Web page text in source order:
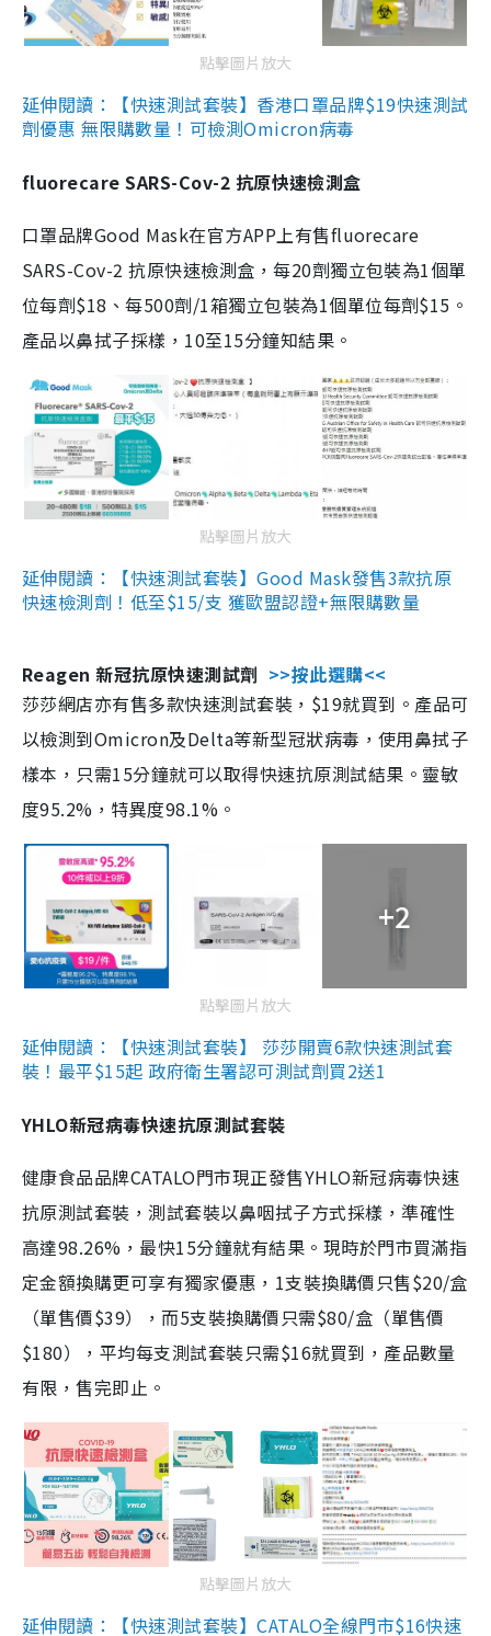
點擊圖片放大
延伸閱讀：【快速測試套裝】香港口罩品牌$19快速測試
劑優惠 無限購數量！可檢測Omicron病毒
fluorecare SARS-Cov-2 抗原快速檢測盒
口罩品牌Good Mask在官方APP上有售fluorecare
SARS-Cov-2 抗原快速檢測盒，每20劑獨立包裝為1個單
位每劑$18、每500劑/1箱獨立包裝為1個單位每劑$15。
產品以鼻拭子採樣，10至15分鐘知結果。
點擊圖片放大
延伸閱讀：【快速測試套裝】Good Mask發售3款抗原
快速檢測劑！低至$15/支 獲歐盟認證+無限購數量
Reagen 新冠抗原快速測試劑 >>按此選購<<
莎莎網店亦有售多款快速測試套裝，$19就買到。產品可
以檢測到Omicron及Delta等新型冠狀病毒，使用鼻拭子
樣本，只需15分鐘就可以取得快速抗原測試結果。靈敏
度95.2%，特異度98.1%。
+2
點擊圖片放大
延伸閱讀：【快速測試套裝】 莎莎開賣6款快速測試套
裝！最平$15起 政府衛生署認可測試劑買2送1
YHLO新冠病毒快速抗原測試套裝
健康食品品牌CATALO門市現正發售YHLO新冠病毒快速
抗原測試套裝，測試套裝以鼻咽拭子方式採樣，準確性
高達98.26%，最快15分鐘就有結果。現時於門市買滿指
定金額換購更可享有獨家優惠，1支裝換購價只售$20/盒
（單售價$39），而5支裝換購價只需$80/盒（單售價
$180），平均每支測試套裝只需$16就買到，產品數量
有限，售完即止。
點擊圖片放大
延伸閱讀：【快速測試套裝】CATALO全線門市$16快速